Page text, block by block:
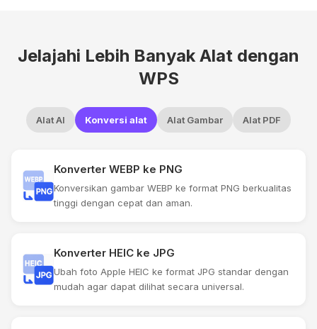
Jelajahi Lebih Banyak Alat dengan
WPS
Alat AI Konversi alat Alat Gambar Alat PDF
Konverter WEBP ke PNG
Konversikan gambar WEBP ke format PNG berkualitas
tinggi dengan cepat dan aman.
Konverter HEIC ke JPG
Ubah foto Apple HEIC ke format JPG standar dengan
mudah agar dapat dilihat secara universal.